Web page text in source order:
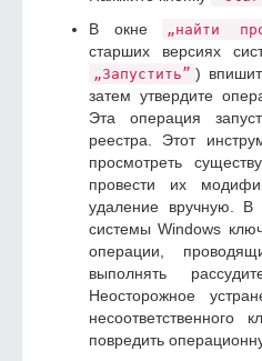
В окне „найти
старших версиях
„Запустить” )
затем утвердите
Эта операция
реестра. Этот
просмотреть
провести их
удаление вручную. В
системы Windows
операции,
выполнять
Неосторожное
несоответственного
повредить